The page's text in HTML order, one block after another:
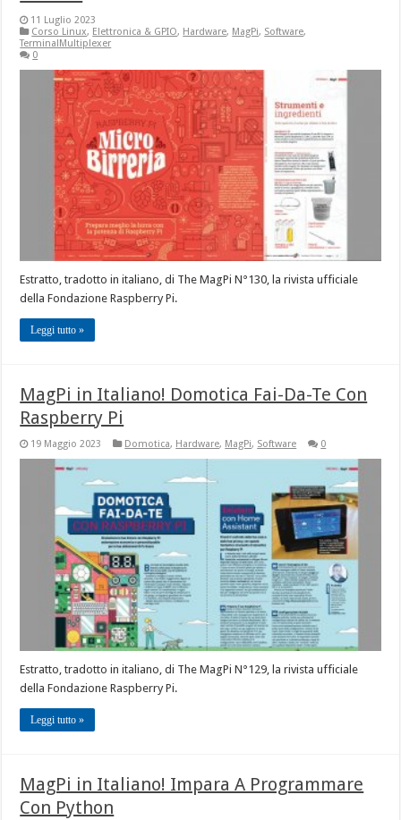
11 Luglio 2023
Corso Linux, Elettronica & GPIO, Hardware, MagPi, Software,
TerminalMultiplexer
0
Estratto, tradotto in italiano, di The MagPi N°130, la rivista ufficiale
della Fondazione Raspberry Pi.
Leggi tutto »
MagPi in Italiano! Domotica Fai-Da-Te Con
Raspberry Pi
19 Maggio 2023 Domotica, Hardware, MagPi, Software 0
Estratto, tradotto in italiano, di The MagPi N°129, la rivista ufficiale
della Fondazione Raspberry Pi.
Leggi tutto »
MagPi in Italiano! Impara A Programmare
Con Python